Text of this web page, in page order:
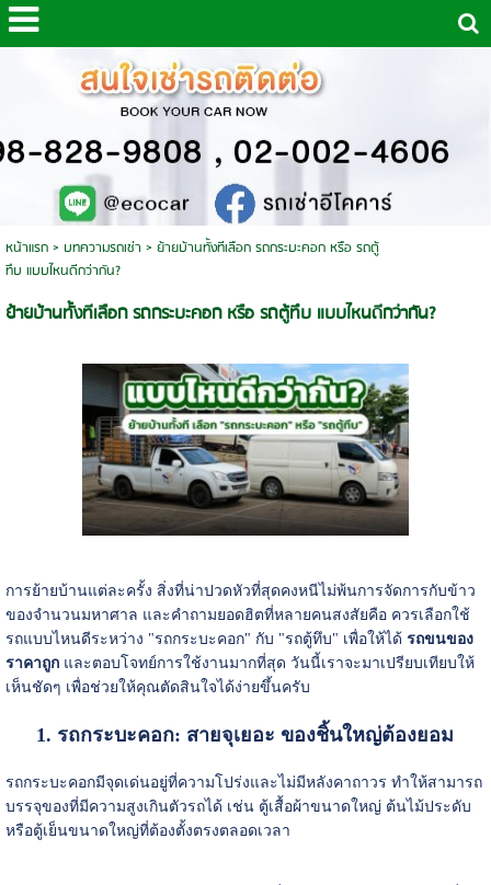
หน้าแรก> บทความรถเช่า > ย้ายบ้านทั้งทีเลือก รถกระบะคอก หรือ รถตู้
ทึบ แบบไหนดีกว่ากัน?
ย้ายบ้านทั้งทีเลือก รถกระบะคอก หรือ รถตู้ทึบ แบบไหนดีกว่ากัน?
การย้ายบ้านแต่ละครั้ง สิ่งที่น่าปวดหัวที่สุดคงหนีไม่พ้นการจัดการกับข้าว
ของจำนวนมหาศาล และคำถามยอดฮิตที่หลายคนสงสัยคือ ควรเลือกใช้
รถแบบไหนดีระหว่าง "รถกระบะคอก" กับ "รถตู้ทึบ" เพื่อให้ได้ รถขนของ
ราคาถูกและตอบโจทย์การใช้งานมากที่สุด วันนี้เราจะมาเปรียบเทียบให้
เห็นชัดๆ เพื่อช่วยให้คุณตัดสินใจได้ง่ายขึ้นครับ
1. รถกระบะคอก: สายจุเยอะ ของชิ้นใหญ่ต้องยอม
รถกระบะคอกมีจุดเด่นอยู่ที่ความโปร่งและไม่มีหลังคาถาวร ทำให้สามารถ
บรรจุของที่มีความสูงเกินตัวรถได้ เช่น ตู้เสื้อผ้าขนาดใหญ่ ต้นไม้ประดับ
หรือตู้เย็นขนาดใหญ่ที่ต้องตั้งตรงตลอดเวลา